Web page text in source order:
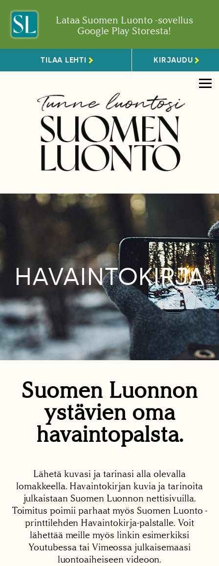
Lataa Suomen Luonto -sovellus
Google Play Storesta!
TILAA LEHTI KIRJAUDU
HAVAINTOKIRJA
Suomen Luonnon
ystävien oma
havaintopalsta.
Lähetä kuvasi ja tarinasi alla olevalla
lomakkeella. Havaintokirjan kuvia ja tarinoita
julkaistaan Suomen Luonnon nettisivuilla.
Toimitus poimii parhaat myös Suomen Luonto -
printtilehden Havaintokirja-palstalle. Voit
lähettää meille myös linkin esimerkiksi
Youtubessa tai Vimeossa julkaisemaasi
luontoaiheiseen videoon.